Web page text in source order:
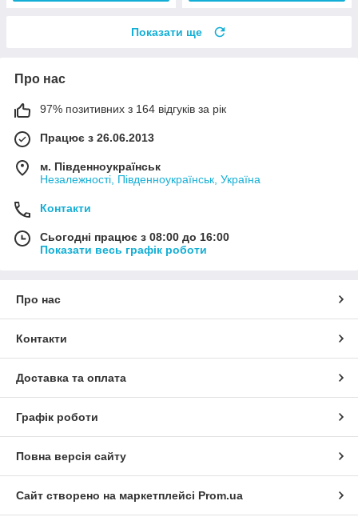
Показати ще
Про нас
97% позитивних з 164 відгуків за рік
Працює з 26.06.2013
м. Південноукраїнськ
Незалежності, Південноукраїнськ, Україна
Контакти
Сьогодні працює з 08:00 до 16:00
Показати весь графік роботи
Про нас
Контакти
Доставка та оплата
Графік роботи
Повна версія сайту
Сайт створено на маркетплейсі Prom.ua